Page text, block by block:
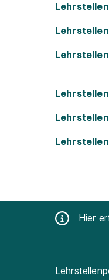
Hier